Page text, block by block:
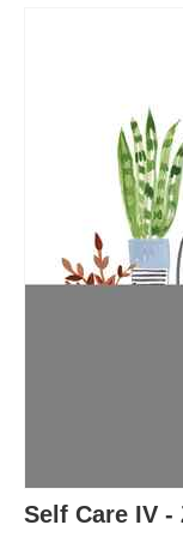
Self Care IV -